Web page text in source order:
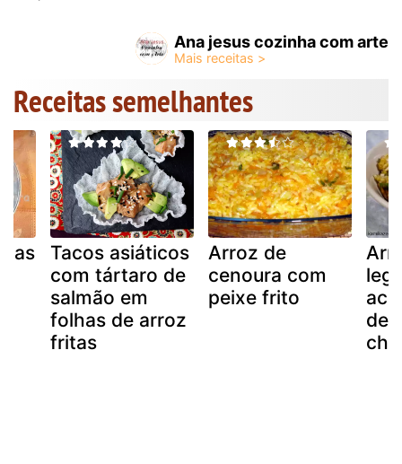
Ana jesus cozinha com arte
Receitas semelhantes
Tacos asiáticos
com tártaro de
salmão em
folhas de arroz
fritas
Arroz de
cenoura com
peixe frito
de